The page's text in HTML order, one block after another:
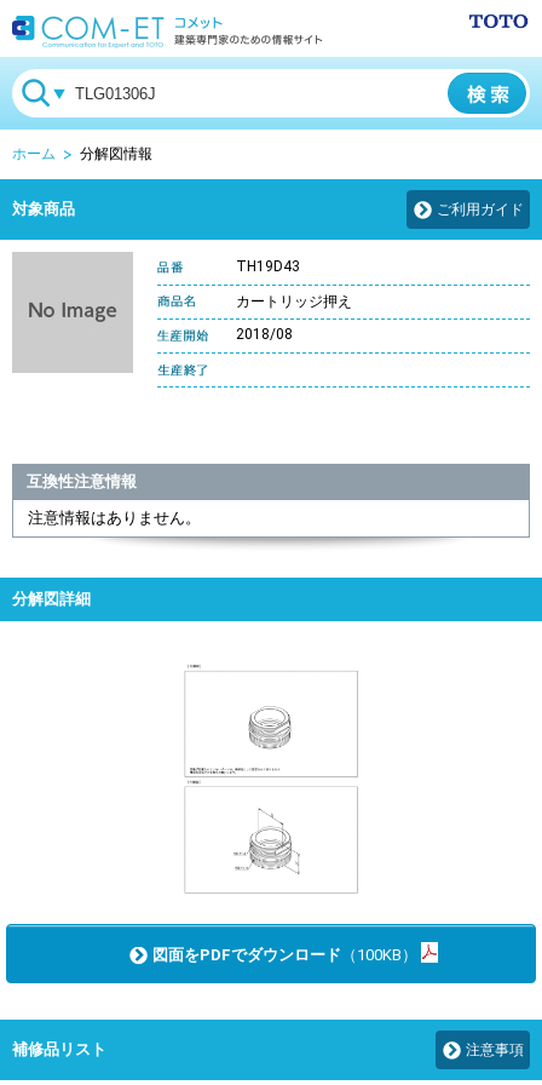
ホーム 分解図情報
対象商品 ご利用ガイド
TH19D43
カートリッジ押え
2018/08
互換性注意情報
注意情報はありません。
分解図詳細
図面をPDFでダウンロード （100KB）
補修品リスト 注意事項